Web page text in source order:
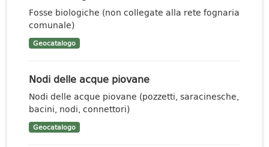
Fosse biologiche (non collegate alla rete fognaria
comunale)
Geocatalogo
Nodi delle acque piovane
Nodi delle acque piovane (pozzetti, saracinesche,
bacini, nodi, connettori)
Geocatalogo